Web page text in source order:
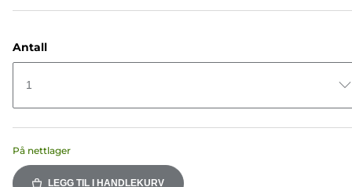
Antall
1
På nettlager
LEGG TIL I HANDLEKURV